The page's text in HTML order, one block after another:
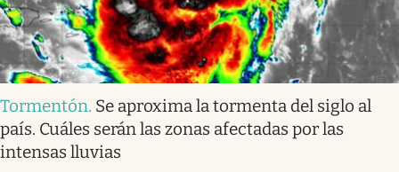
Tormentón. Se aproxima la tormenta del siglo al
país. Cuáles serán las zonas afectadas por las
intensas lluvias